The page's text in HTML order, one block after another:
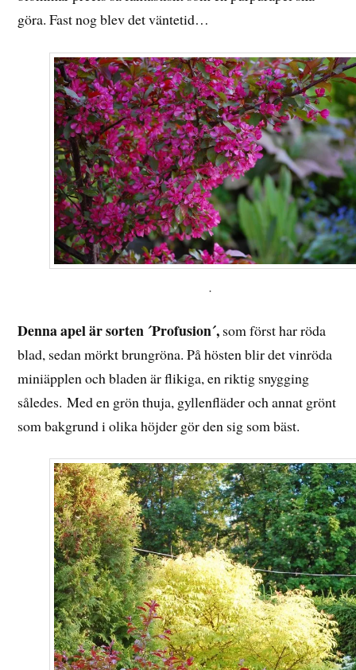
göra. Fast nog blev det väntetid…
.
Denna apel är sorten ´Profusion´, som först har röda
blad, sedan mörkt brungröna. På hösten blir det vinröda
miniäpplen och bladen är flikiga, en riktig snygging
således. Med en grön thuja, gyllenfläder och annat grönt
som bakgrund i olika höjder gör den sig som bäst.